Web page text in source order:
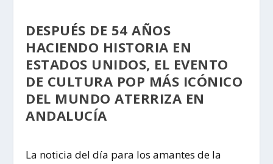
DESPUÉS DE 54 AÑOS
HACIENDO HISTORIA EN
ESTADOS UNIDOS, EL EVENTO
DE CULTURA POP MÁS ICÓNICO
DEL MUNDO ATERRIZA EN
ANDALUCÍA
La noticia del día para los amantes de la